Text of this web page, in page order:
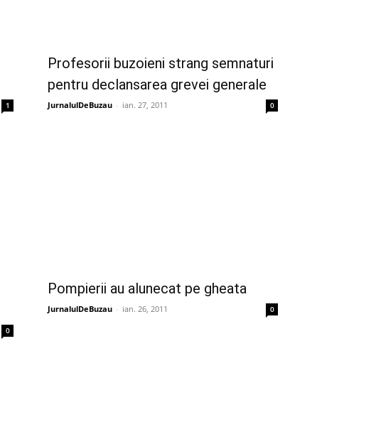
1
Profesorii buzoieni strang semnaturi
pentru declansarea grevei generale
JurnalulDeBuzau - ian. 27, 2011 0
0
Pompierii au alunecat pe gheata
JurnalulDeBuzau - ian. 26, 2011 0